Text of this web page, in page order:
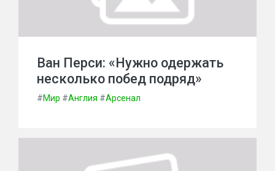
Ван Перси: «Нужно одержать
несколько побед подряд»
#Мир #Англия #Арсенал